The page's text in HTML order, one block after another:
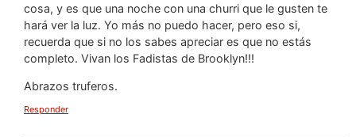
cosa, y es que una noche con una churri que le gusten te
hará ver la luz. Yo más no puedo hacer, pero eso si,
recuerda que si no los sabes apreciar es que no estás
completo. Vivan los Fadistas de Brooklyn!!!
Abrazos truferos.
Responder